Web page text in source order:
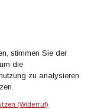
stimmen Sie der
die
zu analysieren
(Widerruf)